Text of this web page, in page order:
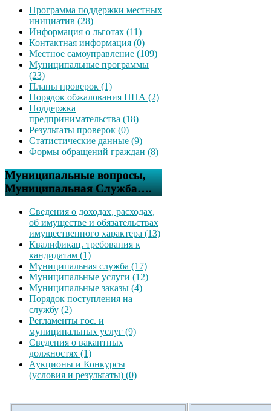
Программа поддержки местных
инициатив (28)
Информация о льготах (11)
Контактная информация (0)
Местное самоуправление (109)
Муниципальные программы
(23)
Планы проверок (1)
Порядок обжалования НПА (2)
Поддержка
предпринимательства (18)
Результаты проверок (0)
Статистические данные (9)
Формы обращений граждан (8)
Муниципальные вопросы,
Муниципальная Служба….
Сведения о доходах, расходах,
об имуществе и обязательствах
имущественного характера (13)
Квалификац. требования к
кандидатам (1)
Муниципальная служба (17)
Муниципальные услуги (12)
Муниципальные заказы (4)
Порядок поступления на
службу (2)
Регламенты гос. и
муниципальных услуг (9)
Сведения о вакантных
должностях (1)
Аукционы и Конкурсы
(условия и результаты) (0)